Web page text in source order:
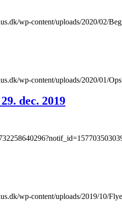
wp-content/uploads/2020/02/
wp-content/uploads/2020/01/
dec. 2019
wp-content/uploads/2019/10/